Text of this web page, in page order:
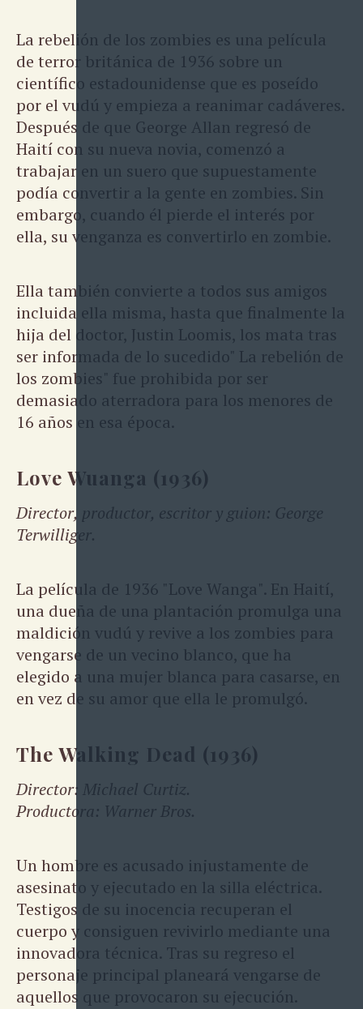
La rebelión de los zombies es una película
de terror británica de 1936 sobre un
científico estadounidense que es poseído
por el vudú y empieza a reanimar cadáveres.
Después de que George Allan regresó de
Haití con su nueva novia, comenzó a
trabajar en un suero que supuestamente
podía convertir a la gente en zombies. Sin
embargo, cuando él pierde el interés por
ella, su venganza es convertirlo en zombie.
Ella también convierte a todos sus amigos
incluida ella misma, hasta que finalmente la
hija del doctor, Justin Loomis, los mata tras
ser informada de lo sucedido" La rebelión de
los zombies" fue prohibida por ser
demasiado aterradora para los menores de
16 años en esa época.
Love Wuanga (1936)
Director, productor, escritor y guion: George
Terwilliger.
La película de 1936 "Love Wanga". En Haití,
una dueña de una plantación promulga una
maldición vudú y revive a los zombies para
vengarse de un vecino blanco, que ha
elegido a una mujer blanca para casarse, en
en vez de su amor que ella le promulgó.
The Walking Dead (1936)
Director: Michael Curtiz.
Productora: Warner Bros.
Un hombre es acusado injustamente de
asesinato y ejecutado en la silla eléctrica.
Testigos de su inocencia recuperan el
cuerpo y consiguen revivirlo mediante una
innovadora técnica. Tras su regreso el
personaje principal planeará vengarse de
aquellos que provocaron su ejecución.